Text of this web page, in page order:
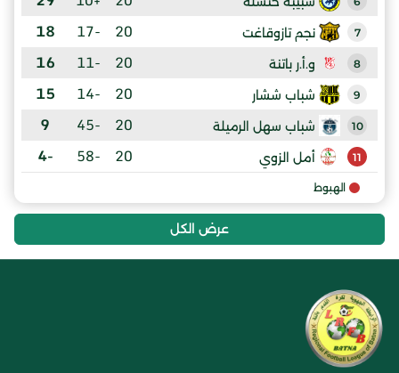
7 نجم تازوقاغت 20
-17
18
8 و.أ.ر باتنة 20
-11
16
9 شباب ششار 20
-14
15
10 شباب سهل الرميلة 20
-45
9
11 أمل الزوي 20
-58
-4
الهبوط
عرض الكل